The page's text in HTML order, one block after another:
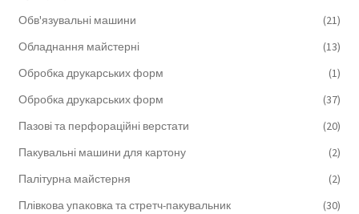
Обв'язувальні машини
(21)
Обладнання майстерні
(13)
Обробка друкарських форм
(1)
Обробка друкарських форм
(37)
Пазові та перфораційні верстати
(20)
Пакувальні машини для картону
(2)
Палітурна майстерня
(2)
Плівкова упаковка та стретч-пакувальник
(30)